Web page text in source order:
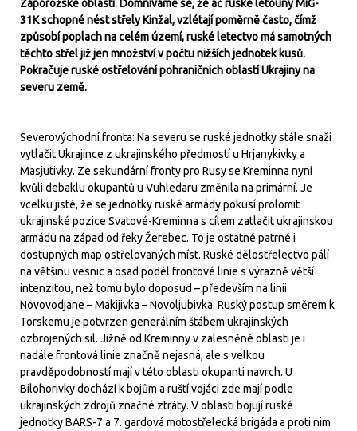
Záporožské oblasti. Domníváme se, že ač ruské letouny MiG-
31K schopné nést střely Kinžal, vzlétají poměrně často, čímž
způsobí poplach na celém území, ruské letectvo má samotných
těchto střel již jen množství v počtu nižších jednotek kusů.
Pokračuje ruské ostřelování pohraničních oblastí Ukrajiny na
severu země.
Severovýchodní fronta: Na severu se ruské jednotky stále snaží
vytlačit Ukrajince z ukrajinského předmostí u Hrjanykivky a
Masjutivky. Ze sekundární fronty pro Rusy se Kreminna nyní
kvůli debaklu okupantů u Vuhledaru změnila na primární. Je
vcelku jisté, že se jednotky ruské armády pokusí prolomit
ukrajinské pozice Svatové-Kreminna s cílem zatlačit ukrajinskou
armádu na západ od řeky Žerebec. To je ostatné patrné i
dostupných map ostřelovaných míst. Ruské dělostřelectvo pálí
na většinu vesnic a osad podél frontové linie s výrazně větší
intenzitou, než tomu bylo doposud – především na linii
Novovodjane – Makijivka – Novoljubivka. Ruský postup směrem k
Torskemu je potvrzen generálním štábem ukrajinských
ozbrojených sil. Jižně od Kreminny v zalesněné oblasti je i
nadále frontová linie značně nejasná, ale s velkou
pravděpodobností mají v této oblasti okupanti navrch. U
Bilohorivky dochází k bojům a ruští vojáci zde mají podle
ukrajinských zdrojů značné ztráty. V oblasti bojují ruské
jednotky BARS-7 a 7. gardová motostřelecká brigáda a proti nim